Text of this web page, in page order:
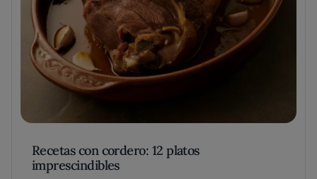
Recetas con cordero: 12 platos
imprescindibles